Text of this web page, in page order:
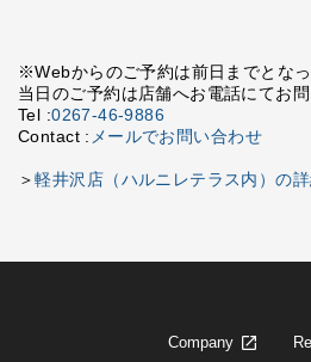
※Webからのご予約は前日までとなっ
当日のご予約は店舗へお電話にてお問
Tel :0267-46-9886
Contact : メールでお問い合わせ
＞軽井沢店（ハルニレテラス内）の
Company